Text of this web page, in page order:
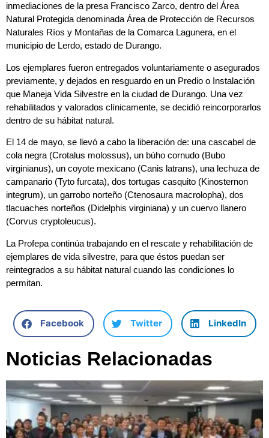
inmediaciones de la presa Francisco Zarco, dentro del Área
Natural Protegida denominada Área de Protección de Recursos
Naturales Ríos y Montañas de la Comarca Lagunera, en el
municipio de Lerdo, estado de Durango.
Los ejemplares fueron entregados voluntariamente o asegurados
previamente, y dejados en resguardo en un Predio o Instalación
que Maneja Vida Silvestre en la ciudad de Durango. Una vez
rehabilitados y valorados clínicamente, se decidió reincorporarlos
dentro de su hábitat natural.
El 14 de mayo, se llevó a cabo la liberación de: una cascabel de
cola negra (Crotalus molossus), un búho cornudo (Bubo
virginianus), un coyote mexicano (Canis latrans), una lechuza de
campanario (Tyto furcata), dos tortugas casquito (Kinosternon
integrum), un garrobo norteño (Ctenosaura macrolopha), dos
tlacuaches norteños (Didelphis virginiana) y un cuervo llanero
(Corvus cryptoleucus).
La Profepa continúa trabajando en el rescate y rehabilitación de
ejemplares de vida silvestre, para que éstos puedan ser
reintegrados a su hábitat natural cuando las condiciones lo
permitan.
Facebook Twitter LinkedIn
Noticias Relacionadas